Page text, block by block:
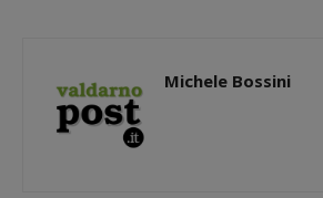
Michele Bossini